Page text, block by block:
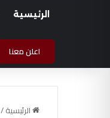
الرئيسية
اعلن معنا
الرئيسية/